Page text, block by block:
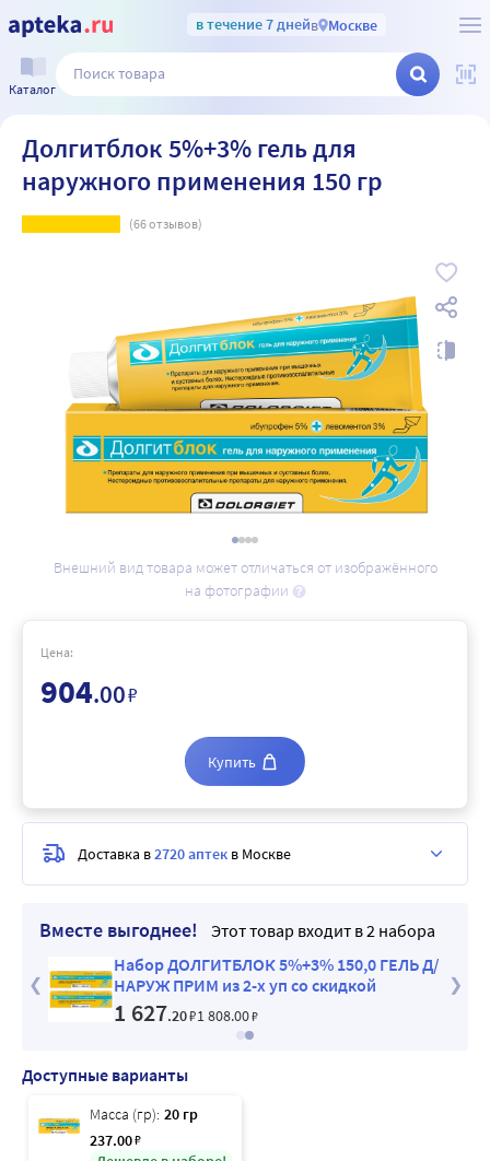
в течение 7 днейв Москве
Каталог
Долгитблок 5%+3% гель для
наружного применения 150 гр
(66отзывов)
Внешний вид товара может отличаться от изображённого
на фотографии
Вместе выгоднее!
Этот товар входит в 2 набора
Набор ДОЛГИТБЛОК 5%+3% 150,0 ГЕЛЬ Д/
НАРУЖ ПРИМ из 2-х уп со скидкой
1 627.20₽1 808.00₽
Доступные варианты
Масса (гр): 20 гр
237.00₽
Цена:
904.00₽
Купить
Доставка в2720 аптек в Москве